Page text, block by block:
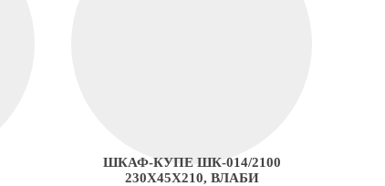
ШКАФ-КУПЕ ШК-014/2100
230Х45Х210, ВЛАБИ